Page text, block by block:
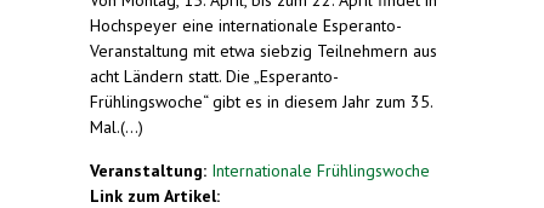
Hochspeyer eine internationale Esperanto-
Veranstaltung mit etwa siebzig Teilnehmern aus
acht Ländern statt. Die „Esperanto-
Frühlingswoche“ gibt es in diesem Jahr zum 35.
Mal.(...)
Veranstaltung: Internationale Frühlingswoche
Link zum Artikel: